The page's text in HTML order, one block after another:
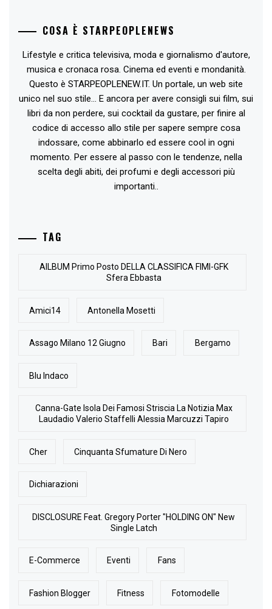
COSA È STARPEOPLENEWS
Lifestyle e critica televisiva, moda e giornalismo d'autore,
musica e cronaca rosa. Cinema ed eventi e mondanità.
Questo è STARPEOPLENEW.IT. Un portale, un web site
unico nel suo stile... E ancora per avere consigli sui film, sui
libri da non perdere, sui cocktail da gustare, per finire al
codice di accesso allo stile per sapere sempre cosa
indossare, come abbinarlo ed essere cool in ogni
momento. Per essere al passo con le tendenze, nella
scelta degli abiti, dei profumi e degli accessori più
importanti..
TAG
AlLBUM Primo Posto DELLA CLASSIFICA FIMI-GFK
Sfera Ebbasta
Amici14 Antonella Mosetti
Assago Milano 12 Giugno Bari Bergamo
Blu Indaco
Canna-Gate Isola Dei Famosi Striscia La Notizia Max
Laudadio Valerio Staffelli Alessia Marcuzzi Tapiro
Cher Cinquanta Sfumature Di Nero
Dichiarazioni
DISCLOSURE Feat. Gregory Porter "HOLDING ON" New
Single Latch
E-Commerce Eventi Fans
Fashion Blogger Fitness Fotomodelle